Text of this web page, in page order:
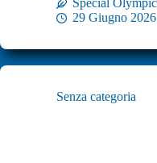
Special
29 Giugno 2026
Senza categoria